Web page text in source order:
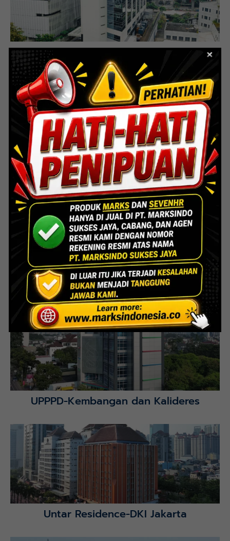
Mayapada Kuningan Jakarta
Lihat Detail Proyek
Indoor Multifunction Stadium (FIBA)
Senayan
Lihat Detail Proyek
Interior Bank BTN Jatimurni, Bekasi
Lihat Detail Proyek
UPPPD-Kembangan dan Kalideres
Lihat Detail Proyek
Untar Residence-DKI Jakarta